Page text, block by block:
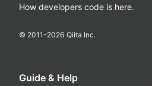
How developers code is here.
© 2011-2026 Qiita Inc.
Guide & Help